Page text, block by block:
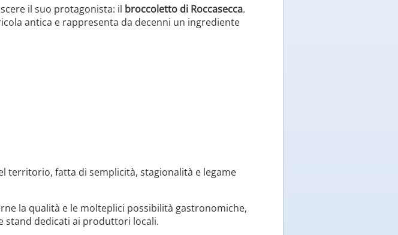
il suo protagonista: il broccoletto di Roccasecca.
antica e rappresenta da decenni un ingrediente
territorio, fatta di semplicità, stagionalità e legame
la qualità e le molteplici possibilità gastronomiche,
stand dedicati ai produttori locali.